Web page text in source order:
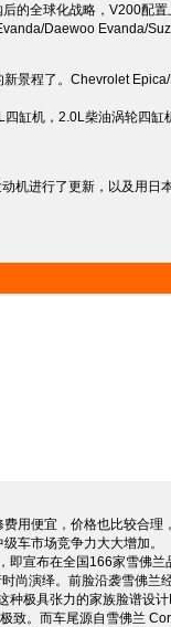
的全球化战略，V200配
Daewoo Evanda/
景程了。Chevrolet
缸机，2.0L柴油涡轮四缸
机进行了更新，以及用日
用便宜，价格也比较合理
中级车市场竞争力大大增
即宣布在全国166家雪佛兰
尚演绎。前脸沿袭雪佛兰
种极具张力的家族脸谱设
致。而车尾源自雪佛兰